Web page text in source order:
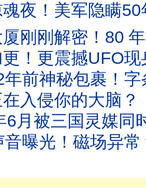
军隐瞒50年的UFO黑幕：当年被
刚刚解密！80 年前坠
撼UFO现身美军基地敏感区 当众空中
神秘包裹！字条指定“买
的大脑？！美国顶级驱魔师亲口揭露
国灵媒同时点名！“六月风暴”全面解
！磁场异常 动物疯了！巴西